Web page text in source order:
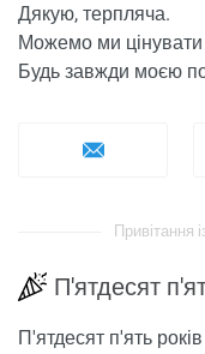
Дякую, терпляча.
Можемо ми цінувати
Будь завжди моєю
Привітання
П'ятдесят
П'ятдесят п'ять років